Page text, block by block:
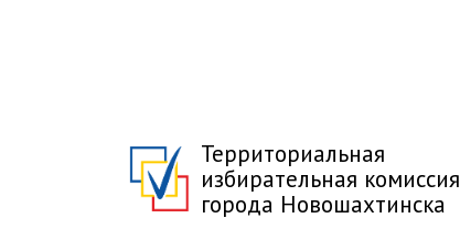
Территориальная
избирательная комиссия
города Новошахтинска